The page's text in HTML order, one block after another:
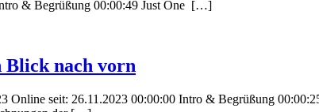
& Begrüßung 00:00:49 Just One […]
Blick nach vorn
Online seit: 26.11.2023 00:00:00 Intro & Begrüßung